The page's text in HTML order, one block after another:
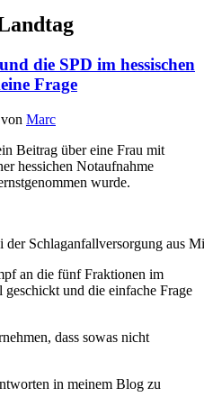
die SPD im hessischen
Frage
von Marc
Beitrag über eine Frau mit
hessichen Notaufnahme
wurde.
der Schlaganfallversorgung aus
an die fünf Fraktionen im
und die einfache Frage
dass sowas nicht
in meinem Blog zu